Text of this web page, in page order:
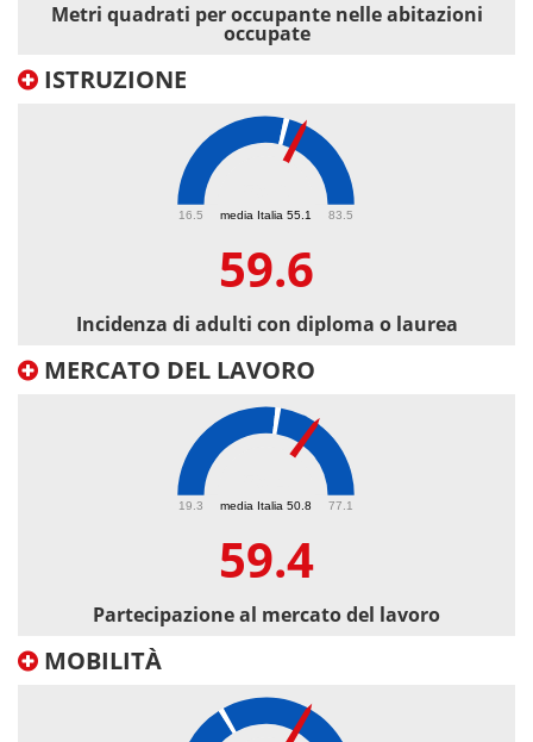
Metri quadrati per occupante nelle abitazioni
occupate
ISTRUZIONE
media Italia 55.1
16.5 83.5
59.6
Incidenza di adulti con diploma o laurea
MERCATO DEL LAVORO
media Italia 50.8
19.3 77.1
59.4
Partecipazione al mercato del lavoro
MOBILITÀ